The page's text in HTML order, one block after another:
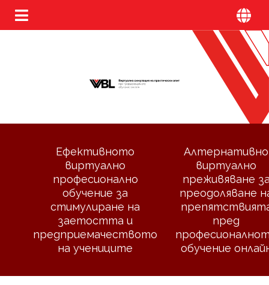
Ефективното
виртуално
професионално
обучение за
стимулиране на
заетостта и
предприемачеството
на учениците
Алтернативно
виртуално
преживяване
преодоляване
пред
обучение